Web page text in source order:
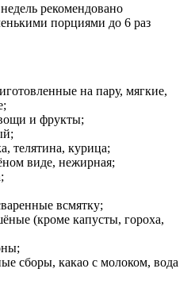
рекомендовано
порциями до 6 раз
на пару, мягкие,
и фрукты;
телятина, курица;
виде, нежирная;
всмятку;
(кроме капусты, гороха,
сборы, какао с молоком, вода